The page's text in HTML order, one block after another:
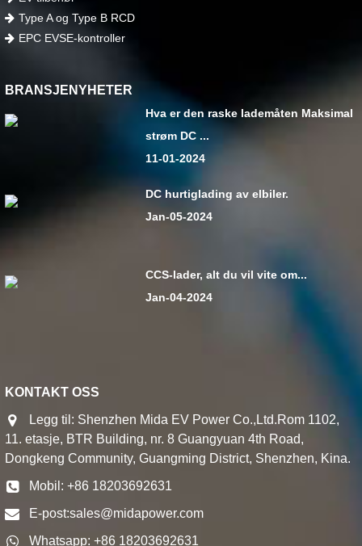
Type A og Type B RCD
EPC EVSE-kontroller
BRANSJENYHETER
Hva er den raske lademåten Maksimal
strøm DC ...
11-01-2024
DC hurtiglading av elbiler.
Jan-05-2024
CCS-lader, alt du vil vite om...
Jan-04-2024
KONTAKT OSS
Legg til: Shenzhen Mida EV Power Co.,Ltd.Rom 1102,
11. etasje, BTR Building, nr. 8 Guangyuan 4th Road,
Dongkeng Community, Guangming District, Shenzhen, Kina.
Mobil: +86 18203692631
E-post:sales@midapower.com
Whatsapp: +86 18203692631